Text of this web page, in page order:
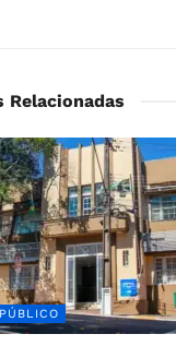
Relacionadas